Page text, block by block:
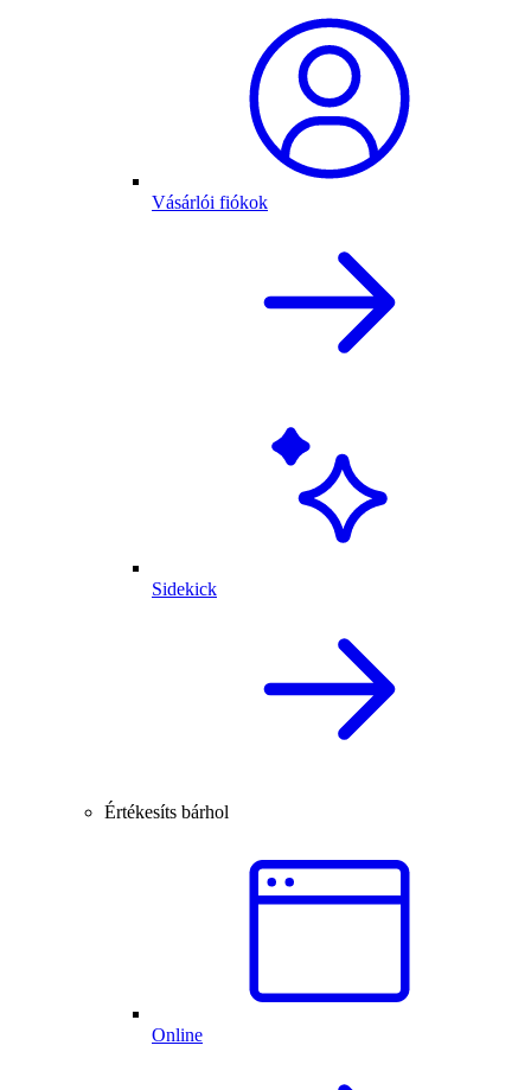
Vásárlói fiókok
Sidekick
Értékesíts bárhol
Online